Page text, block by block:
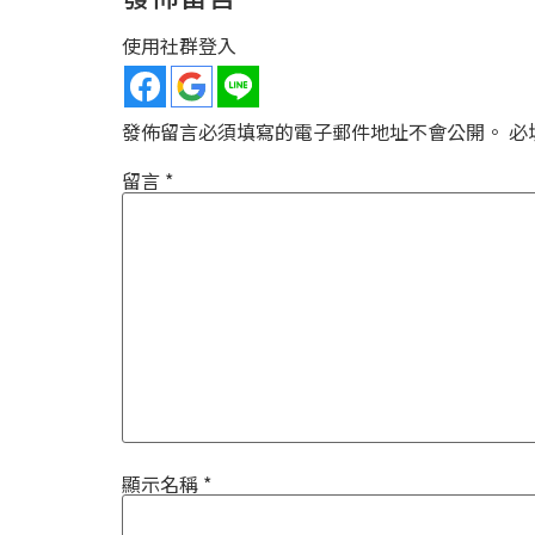
使用社群登入
發佈留言必須填寫的電子郵件地址不會公開。 必
留言 *
顯示名稱 *